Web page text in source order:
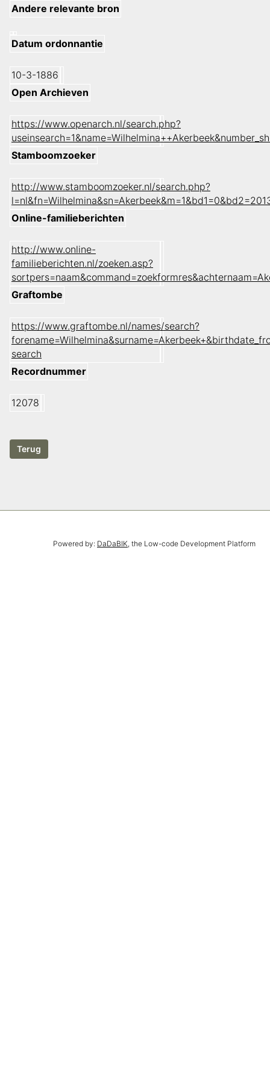
Andere relevante bron
Datum ordonnantie
10-3-1886
Open Archieven
https://www.openarch.nl/search.php?
Stamboomzoeker
http://www.stamboomzoeker.nl/search.php?
Online-familieberichten
http://www.online-
familieberichten.nl/zoeken.asp?
Graftombe
https://www.graftombe.nl/names/search?
search
Recordnummer
12078
Powered by: DaDaBIK, the Low-code Development Platform